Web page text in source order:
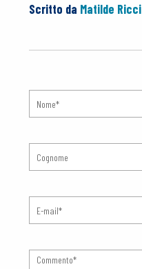
Scritto da Matilde Ricci